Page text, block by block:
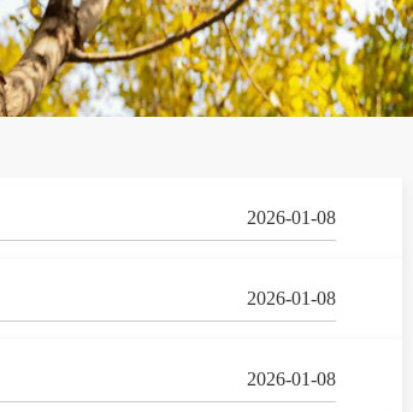
2026-01-08
2026-01-08
2026-01-08